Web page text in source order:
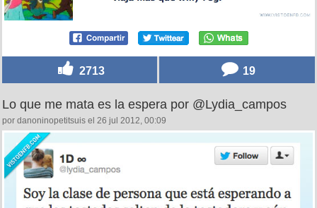
2713 19
Lo que me mata es la espera por @Lydia_campos
por danoninopetitsuis el 26 jul 2012, 00:09